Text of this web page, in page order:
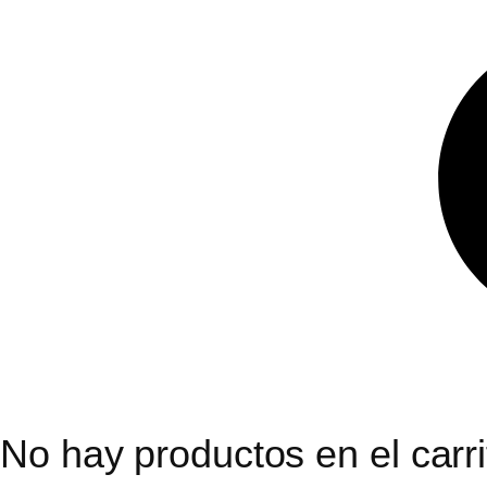
No hay productos en el